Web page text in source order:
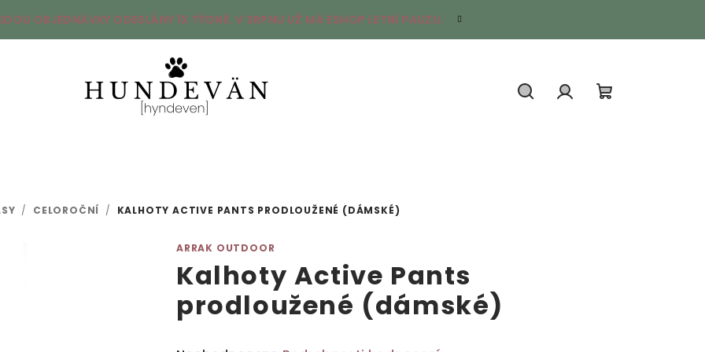
OBJEDNÁVKY ODESLÁNY 1X TÝDNĚ. V SRPNU UŽ MÁ ESHOP LETNÍ PAUZU.
/ CELOROČNÍ / KALHOTY ACTIVE PANTS PRODLOUŽENÉ (DÁMSKÉ)
ARRAK OUTDOOR
Kalhoty Active Pants
prodloužené (dámské)